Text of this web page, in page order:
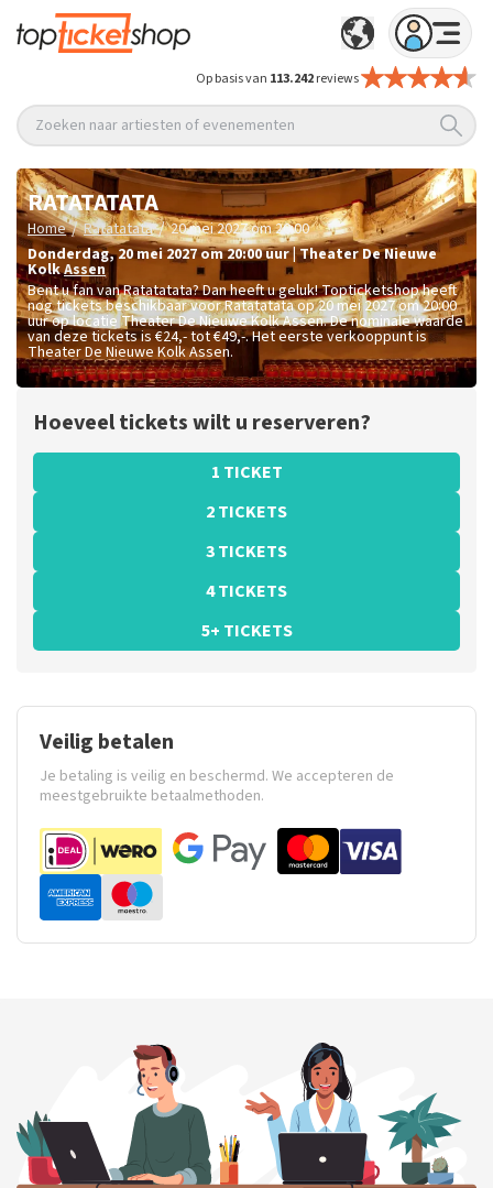
Op basis van 113.242reviews
Zoeken naar artiesten of evenementen
RATATATATA
Home / Ratatatata / 20 mei 2027 om 20:00
donderdag,20 mei 2027 om 20:00uur|Theater De Nieuwe
KolkAssen
Bent u fan van Ratatatata? Dan heeft u geluk! Topticketshop heeft
nog tickets beschikbaar voor Ratatatata op 20 mei 2027 om 20:00
uur op locatie Theater De Nieuwe Kolk Assen. De nominale waarde
van deze tickets is€24,- tot €49,-. Het eerste verkooppunt is
Theater De Nieuwe Kolk Assen.
Hoeveel tickets wilt u reserveren?
1 TICKET
2 TICKETS
3 TICKETS
4 TICKETS
5+ TICKETS
Veilig betalen
Je betaling is veilig en beschermd. We accepteren de
meestgebruikte betaalmethoden.